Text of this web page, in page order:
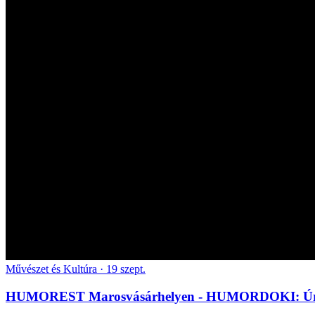
Művészet és Kultúra · 19 szept.
HUMOREST Marosvásárhelyen - HUMORDOKI: